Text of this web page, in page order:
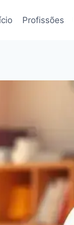
Profissões